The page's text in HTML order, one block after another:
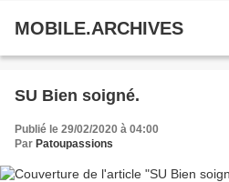
MOBILE.ARCHIVES
SU Bien soigné.
Publié le 29/02/2020 à 04:00
Par Patoupassions